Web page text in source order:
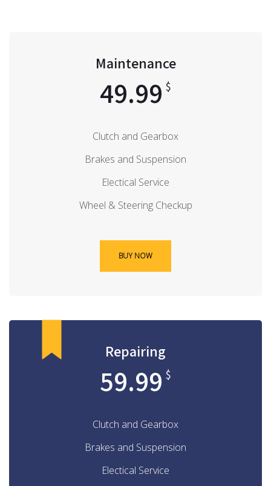
Maintenance
$
49.99
Clutch and Gearbox
Brakes and Suspension
Electical Service
Wheel & Steering Checkup
BUY NOW
Repairing
$
59.99
Clutch and Gearbox
Brakes and Suspension
Electical Service